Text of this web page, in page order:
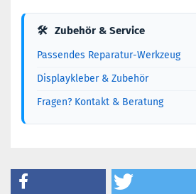
🛠 Zubehör & Service
Passendes Reparatur-Werkzeug
Displaykleber & Zubehör
Fragen? Kontakt & Beratung